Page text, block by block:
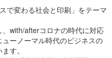
で変わる社会と印刷」をテーマ
with/afterコロナの時代に対応
ーノーマル時代のビジネスの
す。